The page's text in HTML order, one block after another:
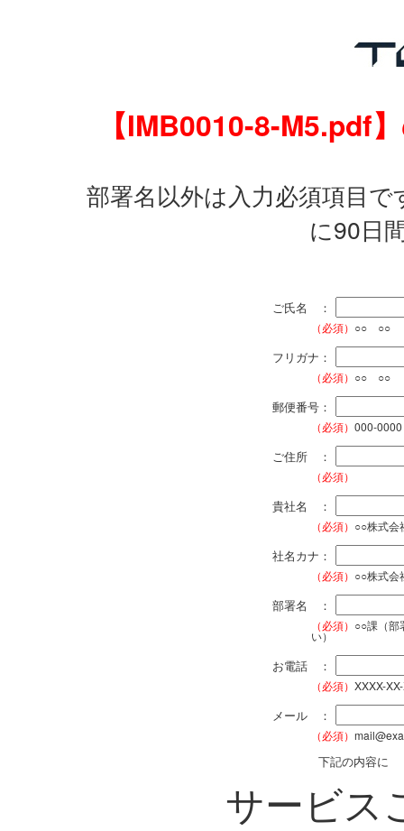
【IMB0010-8-M5.pdf
部署名以外は入力必須項目
に90日
ご氏名 ：
（必須） ○○ ○○
フリガナ：
（必須） ○○ ○○
郵便番号：
（必須） 000-0000
ご住所 ：
（必須）
貴社名 ：
（必須） ○○株式会
社名カナ：
（必須） ○○株式会
部署名 ：
（必須） ○○課（部
い）
お電話 ：
（必須） XXXX-
メール ：
（必須）
下記の内容に
サービス